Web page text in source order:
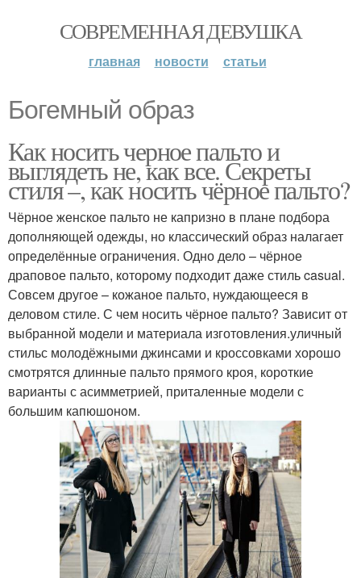
СОВРЕМЕННАЯ ДЕВУШКА
главная новости статьи
Богемный образ
Как носить черное пальто и
выглядеть не, как все. Секреты
стиля –, как носить чёрное пальто?
Чёрное женское пальто не капризно в плане подбора
дополняющей одежды, но классический образ налагает
определённые ограничения. Одно дело – чёрное
драповое пальто, которому подходит даже стиль casual.
Совсем другое – кожаное пальто, нуждающееся в
деловом стиле. С чем носить чёрное пальто? Зависит от
выбранной модели и материала изготовления.уличный
стильс молодёжными джинсами и кроссовками хорошо
смотрятся длинные пальто прямого кроя, короткие
варианты с асимметрией, приталенные модели с
большим капюшоном.